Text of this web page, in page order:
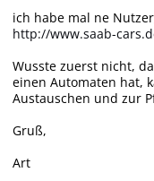
ich habe mal ne
http://www.saab-
Wusste zuerst nicht,
einen Automaten hat,
Austauschen und zur
Gruß,
Art